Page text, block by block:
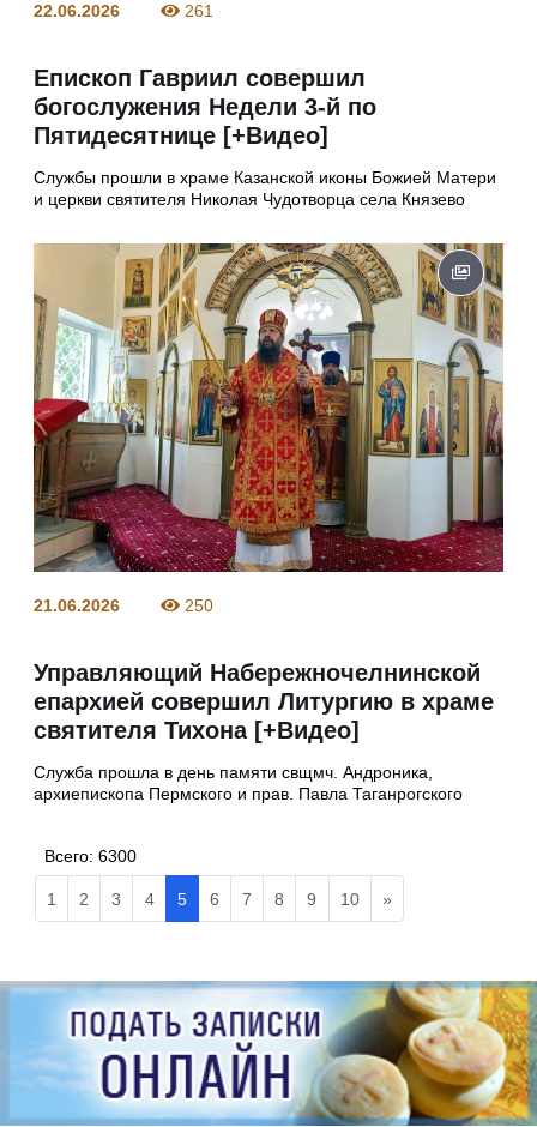
22.06.2026 261
Епископ Гавриил совершил
богослужения Недели 3-й по
Пятидесятнице [+Видео]
Службы прошли в храме Казанской иконы Божией Матери
и церкви святителя Николая Чудотворца села Князево
21.06.2026 250
Управляющий Набережночелнинской
епархией совершил Литургию в храме
святителя Тихона [+Видео]
Служба прошла в день памяти свщмч. Андроника,
архиепископа Пермского и прав. Павла Таганрогского
Всего:6300
1 2 3 4 5 6 7 8 9 10 »